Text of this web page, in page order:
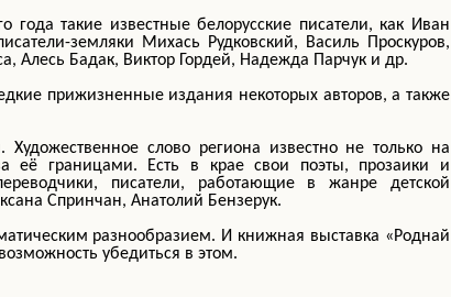
года такие известные белорусские писатели, как Иван
земляки Михась Рудковский, Василь Проскуров,
Алесь Бадак, Виктор Гордей, Надежда Парчук и др.
прижизненные издания некоторых авторов, а также
Художественное слово региона известно не только на
её границами. Есть в крае свои поэты, прозаики и
писатели, работающие в жанре детской
Спринчан, Анатолий Бензерук.
разнообразием. И книжная выставка «Роднай
убедиться в этом.